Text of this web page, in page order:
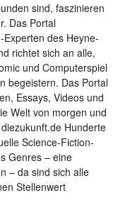
sind, faszinieren
Das Portal
des Heyne-
richtet sich an alle,
und Computerspiel
begeistern. Das Portal
Essays, Videos und
Welt von morgen und
Hunderte
Science-Fiction-
Genres – eine
– da sind sich alle
Stellenwert